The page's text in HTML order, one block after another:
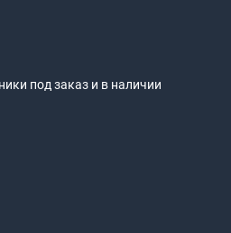
под заказ и в наличии